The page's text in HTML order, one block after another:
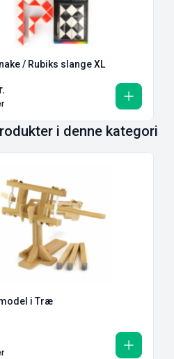
/ Rubiks slange XL
i denne kategori
i Træ